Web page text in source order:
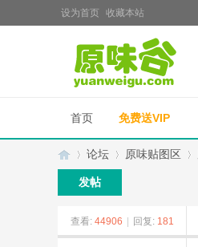
设为首页 收藏本站
首页 免费送VIP
»
论坛
›
原味贴图区
发帖
查看: 44906 回复: 181